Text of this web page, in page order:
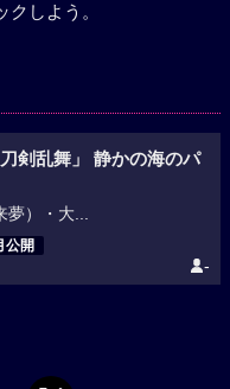
しよう。
剣乱舞」 静かの海のパ
夢）・大...
公開
-